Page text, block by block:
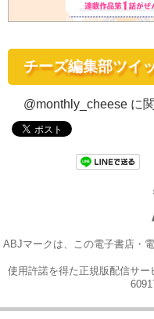
チーズ編集部ツイ
@monthly_cheese に
ABJマークは、この電子書店・
使用許諾を得た正規版配信サ